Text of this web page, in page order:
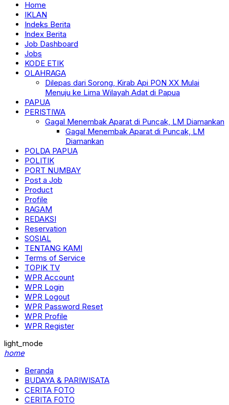
Home
IKLAN
Indeks Berita
Index Berita
Job Dashboard
Jobs
KODE ETIK
OLAHRAGA
Dilepas dari Sorong, Kirab Api PON XX Mulai
Menuju ke Lima Wilayah Adat di Papua
PAPUA
PERISTIWA
Gagal Menembak Aparat di Puncak, LM Diamankan
Gagal Menembak Aparat di Puncak, LM
Diamankan
POLDA PAPUA
POLITIK
PORT NUMBAY
Post a Job
Product
Profile
RAGAM
REDAKSI
Reservation
SOSIAL
TENTANG KAMI
Terms of Service
TOPIK TV
WPR Account
WPR Login
WPR Logout
WPR Password Reset
WPR Profile
WPR Register
light_mode
home
Beranda
BUDAYA & PARIWISATA
CERITA FOTO
CERITA FOTO